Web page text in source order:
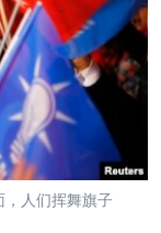
人们挥舞旗子